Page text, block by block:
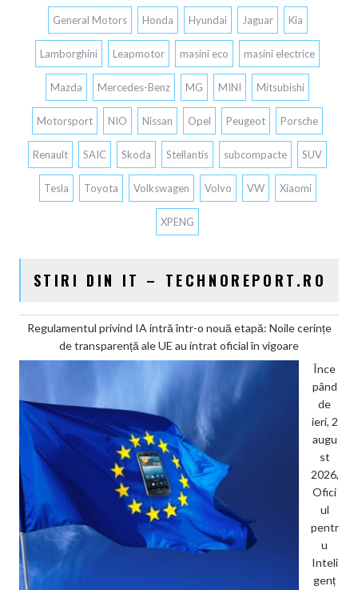
General Motors Honda Hyundai Jaguar Kia
Lamborghini Leapmotor masini eco masini electrice
Mazda Mercedes-Benz MG MINI Mitsubishi
Motorsport NIO Nissan Opel Peugeot Porsche
Renault SAIC Skoda Stellantis subcompacte SUV
Tesla Toyota Volkswagen Volvo VW Xiaomi
XPENG
STIRI DIN IT – TECHNOREPORT.RO
Regulamentul privind IA intră într-o nouă etapă: Noile cerințe
de transparență ale UE au intrat oficial în vigoare
Înce
pând
de
ieri, 2
augu
st
2026,
Ofici
ul
pentr
u
Inteli
genț